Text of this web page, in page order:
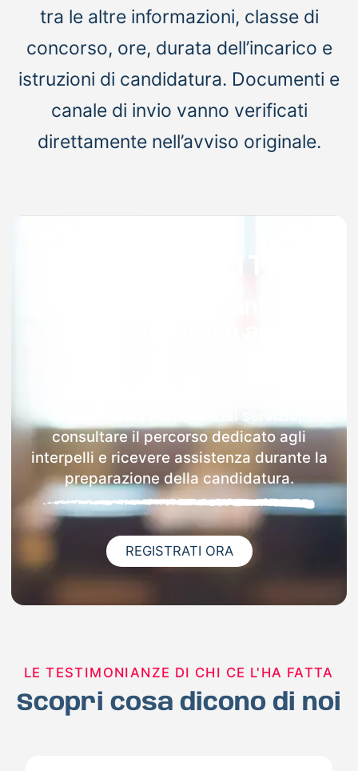
tra le altre informazioni, classe di
concorso, ore, durata dell’incarico e
istruzioni di candidatura. Documenti e
canale di invio vanno verificati
direttamente nell’avviso originale.
consultare il percorso dedicato agli
interpelli e ricevere assistenza durante la
preparazione della candidatura.
REGISTRATI ORA
LE TESTIMONIANZE DI CHI CE L'HA FATTA
Scopri cosa dicono di noi